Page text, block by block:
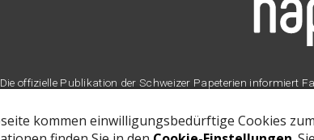
Die offizielle Publikation der Schweizer Papeterien informiert